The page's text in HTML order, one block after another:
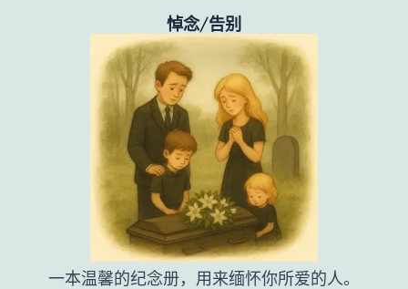
悼念/告别
一本温馨的纪念册，用来缅怀你所爱的人。